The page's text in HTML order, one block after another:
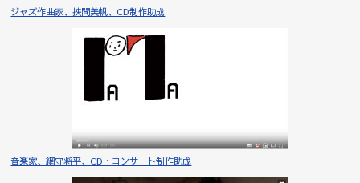
ジャズ作曲家、挾間美帆、CD制作助成
音楽家、網守将平、CD・コンサート制作助成